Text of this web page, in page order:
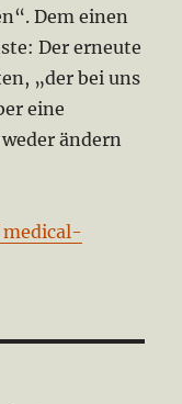
Dem einen
Der erneute
„der bei uns
eine
ändern
medical-